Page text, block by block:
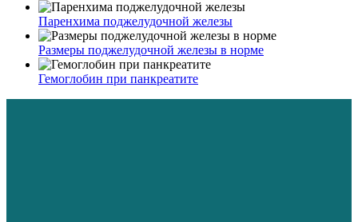
Паренхима поджелудочной железы
Размеры поджелудочной железы в норме
Гемоглобин при панкреатите